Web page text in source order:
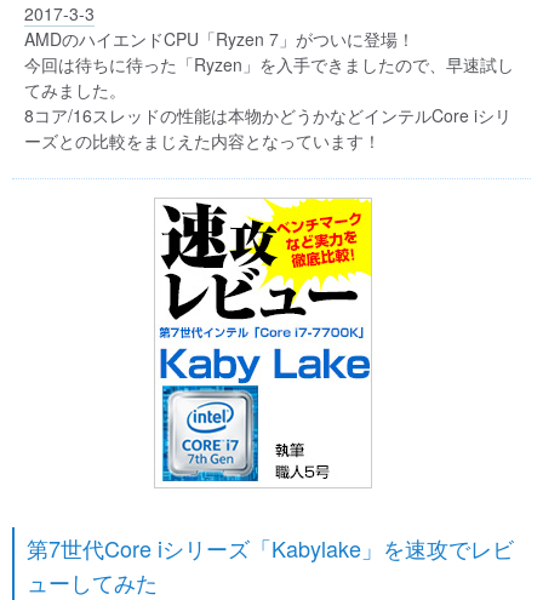
2017-3-3
AMDのハイエンドCPU「Ryzen 7」がついに登場！
今回は待ちに待った「Ryzen」を入手できましたので、早速試し
てみました。
8コア/16スレッドの性能は本物かどうかなどインテルCore iシリ
ーズとの比較をまじえた内容となっています！
第7世代Core iシリーズ「Kabylake」を速攻でレビ
ューしてみた